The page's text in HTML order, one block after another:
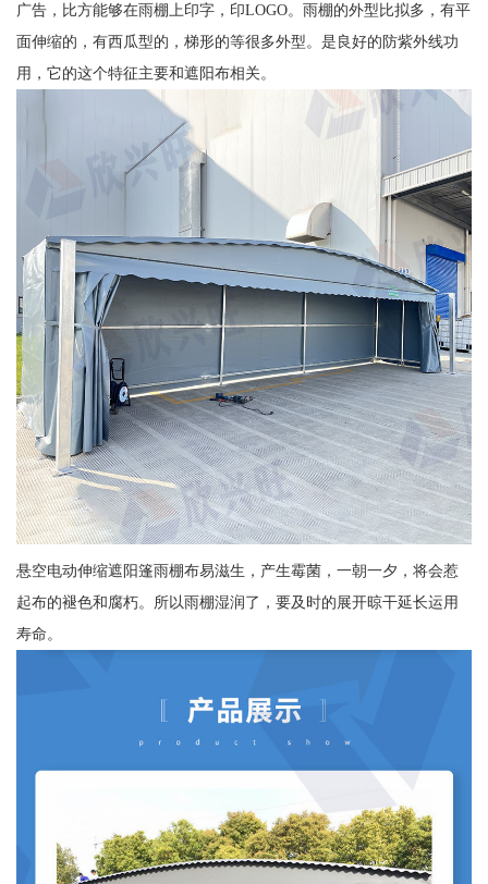
广告，比方能够在雨棚上印字，印LOGO。雨棚的外型比拟多，有平
面伸缩的，有西瓜型的，梯形的等很多外型。是良好的防紫外线功
用，它的这个特征主要和遮阳布相关。
悬空电动伸缩遮阳篷雨棚布易滋生，产生霉菌，一朝一夕，将会惹
起布的褪色和腐朽。所以雨棚湿润了，要及时的展开晾干延长运用
寿命。